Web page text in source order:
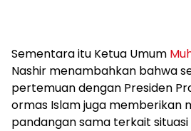
Sementara itu Ketua Umum
Nashir menambahkan bahwa
pertemuan dengan Presiden
ormas Islam juga memberikan
pandangan sama terkait situasi